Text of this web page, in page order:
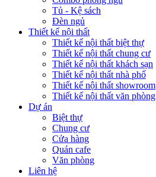
Tủ - Kệ sách
Đèn ngủ
Thiết kế nội thất
Thiết kế nội thất biệt thự
Thiết kế nội thất chung cư
Thiết kế nội thất khách sạn
Thiết kế nội thất nhà phố
Thiết kế nội thất showroom
Thiết kế nội thất văn phòng
Dự án
Biệt thự
Chung cư
Cửa hàng
Quán cafe
Văn phòng
Liên hệ